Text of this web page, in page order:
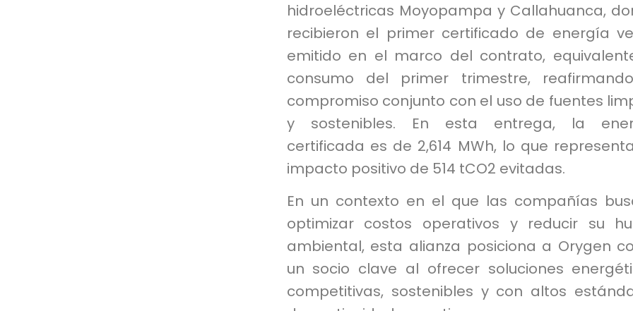
hidroeléctricas Moyopampa y Callahuanca,
recibieron el primer certificado de energía
emitido en el marco del contrato,
consumo del primer trimestre,
compromiso conjunto con el uso de fuentes
y sostenibles. En esta entrega, la
certificada es de 2,614 MWh, lo que
impacto positivo de 514 tCO2 evitadas.
En un contexto en el que las compañías
optimizar costos operativos y reducir su
ambiental, esta alianza posiciona a Orygen
un socio clave al ofrecer soluciones
competitivas, sostenibles y con altos